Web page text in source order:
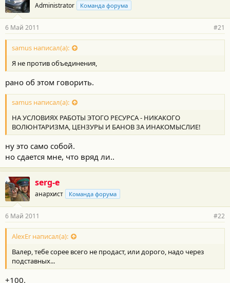
Administrator Команда форума
6 Май 2011 #21
samus написал(а):
Я не против объединения,
рано об этом говорить.
samus написал(а):
НА УСЛОВИЯХ РАБОТЫ ЭТОГО РЕСУРСА - НИКАКОГО
ВОЛЮНТАРИЗМА, ЦЕНЗУРЫ И БАНОВ ЗА ИНАКОМЫСЛИЕ!
ну это само собой.
но сдается мне, что вряд ли..
serg-e
анархист Команда форума
6 Май 2011 #22
AlexEr написал(а):
Валер, тебе сорее всего не продаст, или дорого, надо через
подставных...
+100.